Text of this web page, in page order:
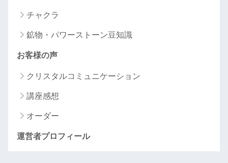
チャクラ
鉱物・パワーストーン豆知識
お客様の声
クリスタルコミュニケーション
講座感想
オーダー
運営者プロフィール